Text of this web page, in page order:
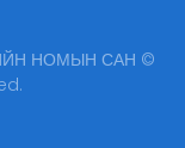
НОМЫН САН ©